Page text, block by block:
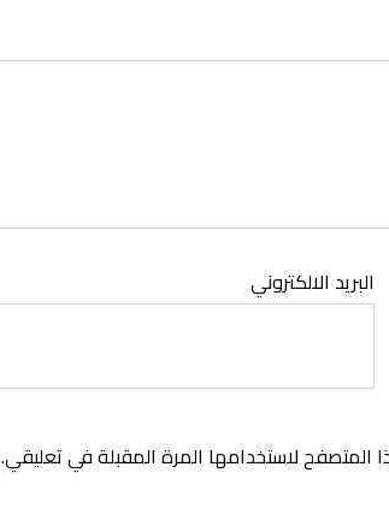
البريد الالكتروني
المتصفح لاستخدامها المرة المقبلة في تعليقي.